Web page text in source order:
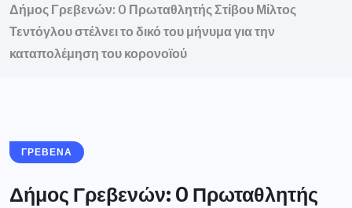
Δήμος Γρεβενών: O Πρωταθλητής Στίβου Μίλτος
Τεντόγλου στέλνει το δικό του μήνυμα για την
καταπολέμηση του κορονοϊού
ΓΡΕΒΕΝΑ
Δήμος Γρεβενών: O Πρωταθλητής